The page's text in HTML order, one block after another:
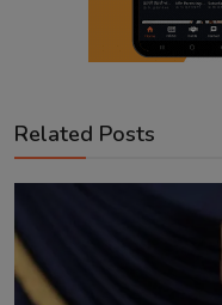
Related Posts